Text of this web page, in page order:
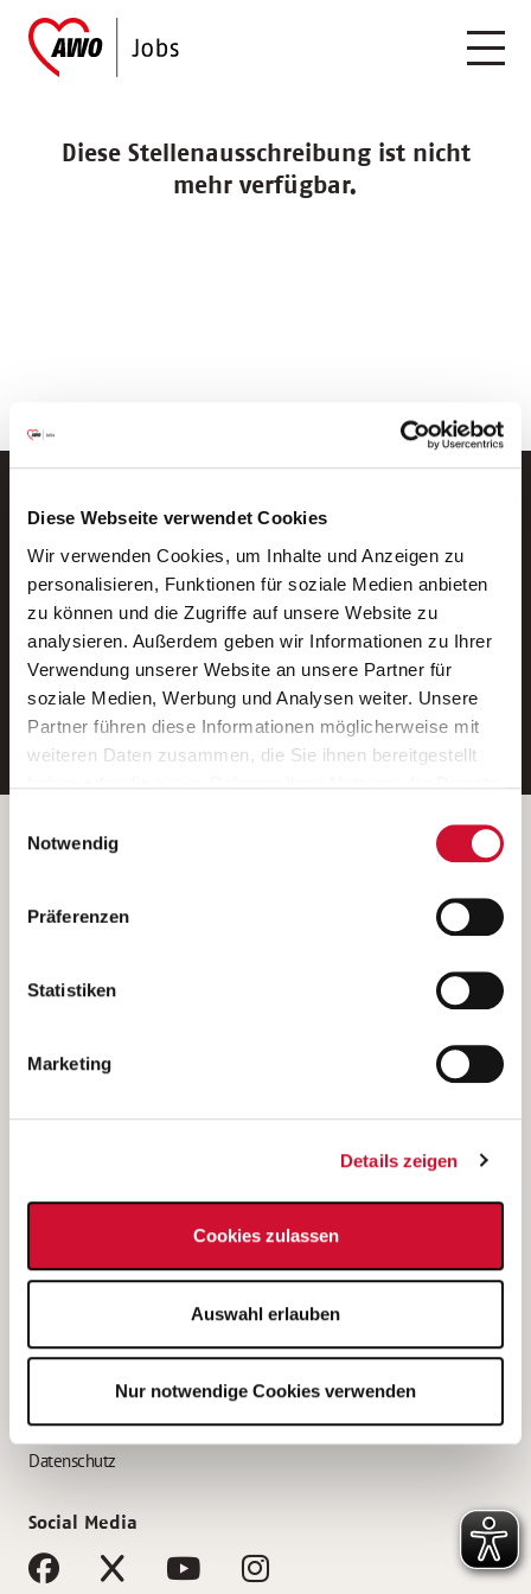
Diese Webseite verwendet Cookies
Wir verwenden Cookies, um Inhalte und Anzeigen zu
personalisieren, Funktionen für soziale Medien anbieten
zu können und die Zugriffe auf unsere Website zu
analysieren. Außerdem geben wir Informationen zu Ihrer
Verwendung unserer Website an unsere Partner für
soziale Medien, Werbung und Analysen weiter. Unsere
Partner führen diese Informationen möglicherweise mit
weiteren Daten zusammen, die Sie ihnen bereitgestellt
Wenn Sie auf „Cookies zulassen“ klicken, so stimmen
Sie der Speicherung sämtlicher Cookies zu. Sie können
Ihre Einwilligung selbstverständlich jederzeit widerrufen,
indem Sie die Cookie-Einstellungen aufrufen und diese
unsererDatenschutzerklärung
Notwendig
Präferenzen
Statistiken
Marketing
Details zeigen
Cookies zulassen
Auswahl erlauben
Nur notwendige Cookies verwenden
Diese Stellenausschreibung ist nicht
mehr verfügbar.
Neue Stellen per E-Mail.
Ein kostenloser Service von AWO
Jobs.
E-Mail-Adresse eintragen
Betreiber der Webseite
Kantstraße 45a
(Ein Tochterunternehmen des AWO Bezirksverbandes Unterfranken
e.V.)
Bewerbung als Altenpflegehelfer*in
Bewerbung als Erzieher*in
AWO Gliederungen nach Bundesland
Impressum
Datenschutz
Social Media